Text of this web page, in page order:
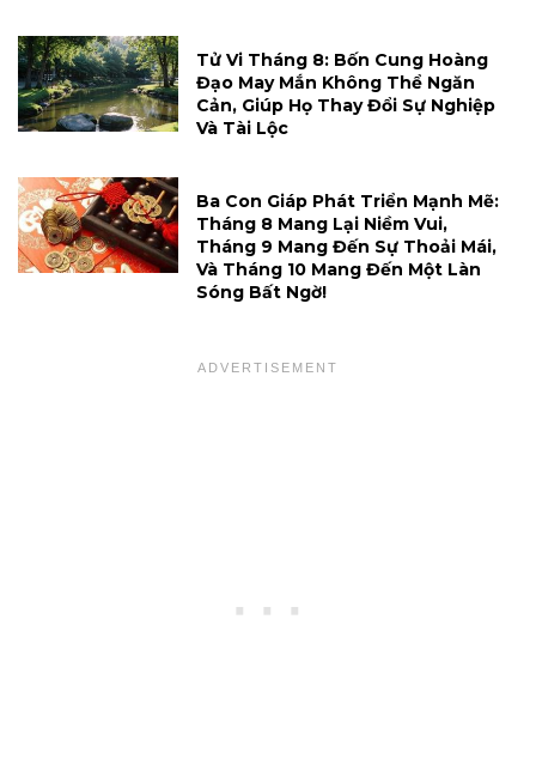
Tử Vi Tháng 8: Bốn Cung Hoàng
Đạo May Mắn Không Thể Ngăn
Cản, Giúp Họ Thay Đổi Sự Nghiệp
Và Tài Lộc
Ba Con Giáp Phát Triển Mạnh Mẽ:
Tháng 8 Mang Lại Niềm Vui,
Tháng 9 Mang Đến Sự Thoải Mái,
Và Tháng 10 Mang Đến Một Làn
Sóng Bất Ngờ!